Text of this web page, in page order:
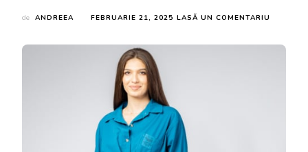
de ANDREEA FEBRUARIE 21, 2025 LASĂ UN COMENTARIU